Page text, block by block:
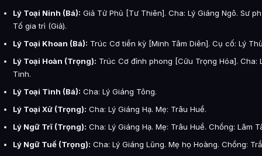
Lý Toại Ninh (Bá): Giả Tử Phủ [Tư Thiên]. Cha: Lý Giáng Ngô. Sư
Tố gia trì (Giả).
Lý Toại Khoan (Bá): Trúc Cơ tiền kỳ [Minh Tâm Diên]. Cụ cố: Lý
Lý Toại Hoàn (Trọng): Trúc Cơ đỉnh phong [Cửu Trọng Hóa]. Cha:
Tinh.
Lý Toại Tình (Bá): Cha: Lý Giáng Tông.
Lý Toại Xử (Trọng): Cha: Lý Giáng Hạ. Mẹ: Trâu Huề.
Lý Ngữ Trĩ (Trọng): Cha: Lý Giáng Hạ. Mẹ: Trâu Huề. Chồng: Lâm
Lý Ngữ Tuế (Trọng): Cha: Lý Giáng Lũng. Mẹ họ Hoàng. Chồng: